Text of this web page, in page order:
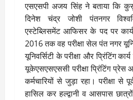
एसएसपी अजय सिंह ने बताया कि
दिनेश चंद्र जोशी पंतनगर
एस्टेब्लिसमेंट आफिसर के पद पर
2016 तक वह परीक्षा सेल पंत नगर
यूनिवर्सिटी के परीक्षा और प्रिंटिंग
यूकेएसएसएससी परीक्षा प्रिंटिंग
कर्मचारियों से जुड़ा रहा। परीक्षा से
हासिल कर हल्द्वानी व आसपास